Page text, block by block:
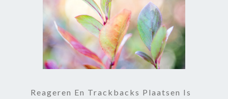
Reageren En Trackbacks Plaatsen Is